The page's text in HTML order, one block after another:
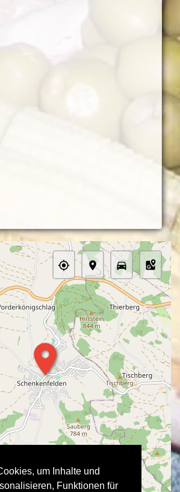
um Inhalte und
Funktionen für